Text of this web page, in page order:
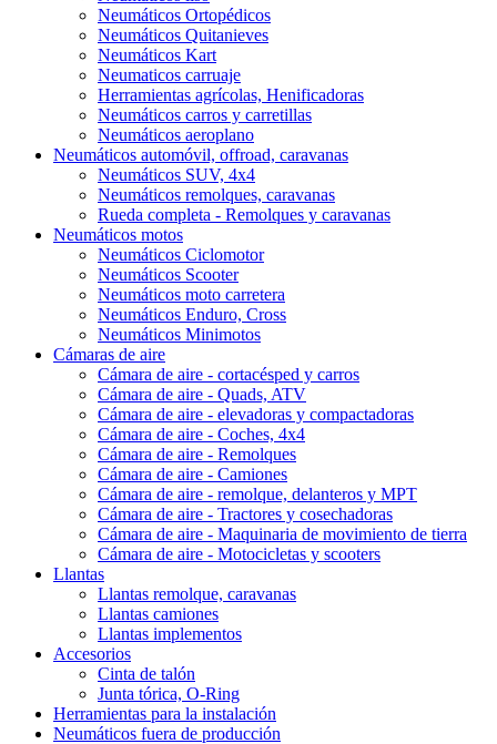
Neumáticos Ortopédicos
Neumáticos Quitanieves
Neumáticos Kart
Neumaticos carruaje
Herramientas agrícolas, Henificadoras
Neumáticos carros y carretillas
Neumáticos aeroplano
Neumáticos automóvil, offroad, caravanas
Neumáticos SUV, 4x4
Neumáticos remolques, caravanas
Rueda completa - Remolques y caravanas
Neumáticos motos
Neumáticos Ciclomotor
Neumáticos Scooter
Neumáticos moto carretera
Neumáticos Enduro, Cross
Neumáticos Minimotos
Cámaras de aire
Cámara de aire - cortacésped y carros
Cámara de aire - Quads, ATV
Cámara de aire - elevadoras y compactadoras
Cámara de aire - Coches, 4x4
Cámara de aire - Remolques
Cámara de aire - Camiones
Cámara de aire - remolque, delanteros y MPT
Cámara de aire - Tractores y cosechadoras
Cámara de aire - Maquinaria de movimiento de tierra
Cámara de aire - Motocicletas y scooters
Llantas
Llantas remolque, caravanas
Llantas camiones
Llantas implementos
Accesorios
Cinta de talón
Junta tórica, O-Ring
Herramientas para la instalación
Neumáticos fuera de producción